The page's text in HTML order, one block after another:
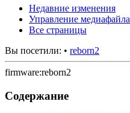
Недавние изменения
Управление
Все страницы
Вы посетили: • reborn2
firmware:reborn2
Содержание